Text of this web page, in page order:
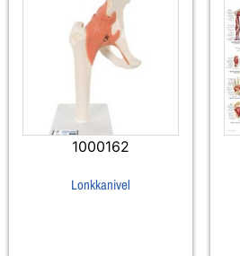
1000162
Lonkkanivel